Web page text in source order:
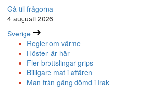
Gå till frågorna
4 augusti 2026
Sverige
Regler om värme
Hösten är här
Fler brottslingar grips
Billigare mat i affären
Man från gäng dömd i Irak